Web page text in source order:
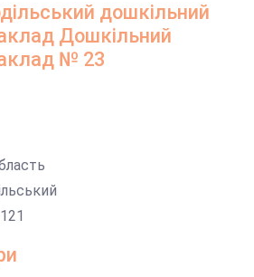
дошкільний
Дошкільний
№ 23